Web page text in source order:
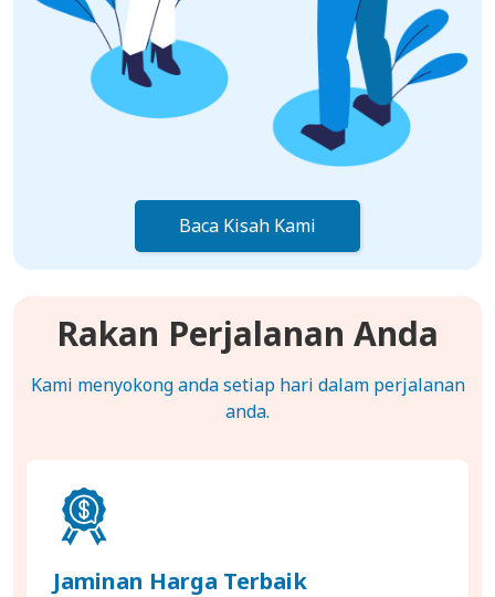
Baca Kisah Kami
Rakan Perjalanan Anda
Kami menyokong anda setiap hari dalam perjalanan
anda.
Jaminan Harga Terbaik